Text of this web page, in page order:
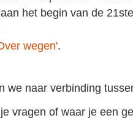
het begin van de
wegen'.
we naar verbinding
vragen of waar je een